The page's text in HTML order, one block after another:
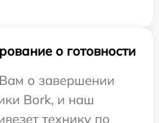
о готовности
о завершении
Bork, и наш
технику по